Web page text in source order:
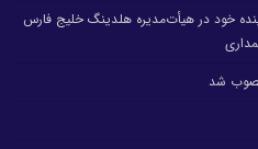
خود در هیأت‌مدیره هلدینگ خلیج فارس
شد